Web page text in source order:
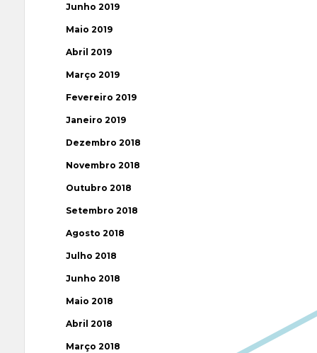
Junho 2019
Maio 2019
Abril 2019
Março 2019
Fevereiro 2019
Janeiro 2019
Dezembro 2018
Novembro 2018
Outubro 2018
Setembro 2018
Agosto 2018
Julho 2018
Junho 2018
Maio 2018
Abril 2018
Março 2018